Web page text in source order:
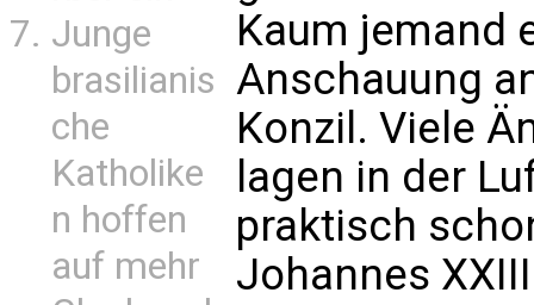
Junge
brasilianis
che
Katholike
n hoffen
auf mehr
Kaum jemand
Anschauung
Konzil. Viele
lagen in der
praktisch
Johannes